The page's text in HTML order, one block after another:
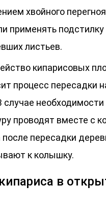
хвойного
применять подстилку
листьев.
кипарисовых
процесс пересадки
случае необходимости
проводят вместе с
после пересадки
к колышку.
в